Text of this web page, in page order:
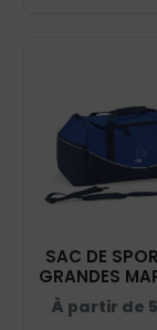
SAC DE
GRANDES
NAVY -
À partir de